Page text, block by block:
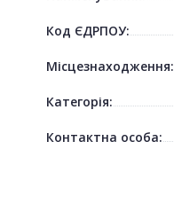
Код ЄДРПОУ:
Місцезнаходження:
Категорія:
Контактна особа: